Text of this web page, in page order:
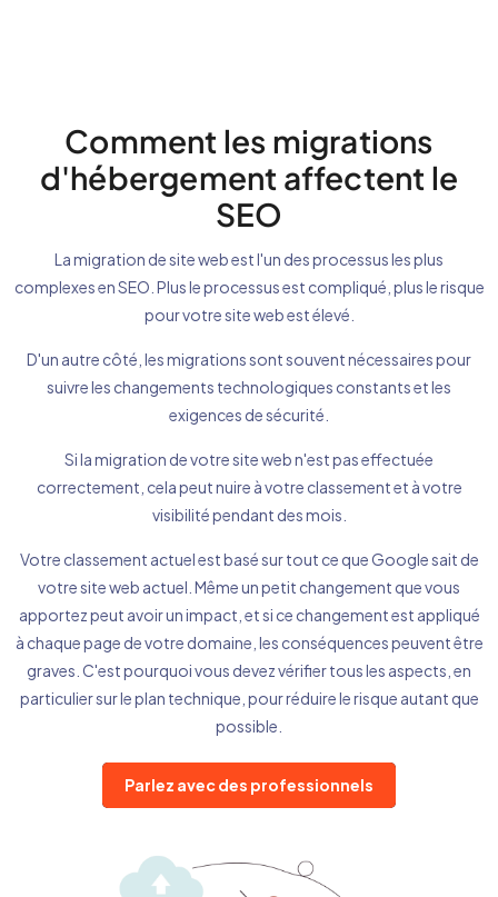
Comment les migrations
d'hébergement affectent le
SEO
La migration de site web est l'un des processus les plus
complexes en SEO. Plus le processus est compliqué, plus le risque
pour votre site web est élevé.
D'un autre côté, les migrations sont souvent nécessaires pour
suivre les changements technologiques constants et les
exigences de sécurité.
Si la migration de votre site web n'est pas effectuée
correctement, cela peut nuire à votre classement et à votre
visibilité pendant des mois.
Votre classement actuel est basé sur tout ce que Google sait de
votre site web actuel. Même un petit changement que vous
apportez peut avoir un impact, et si ce changement est appliqué
à chaque page de votre domaine, les conséquences peuvent être
graves. C'est pourquoi vous devez vérifier tous les aspects, en
particulier sur le plan technique, pour réduire le risque autant que
possible.
Parlez avec des professionnels